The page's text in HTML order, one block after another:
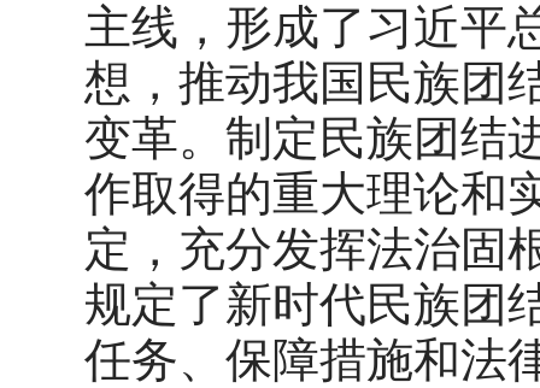
主线，形成了习近平
想，推动我国民族团
变革。制定民族团结
作取得的重大理论和
定，充分发挥法治固
规定了新时代民族团
任务、保障措施和法